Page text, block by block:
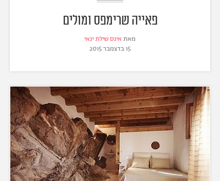
פאייה שרימפס ומולים
מאת אינס שילת ינאי
15 בדצמבר 2015